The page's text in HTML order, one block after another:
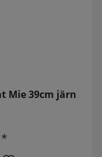
Mie 39cm järn